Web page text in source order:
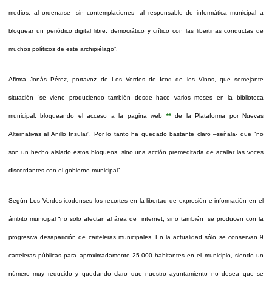
medios, al ordenarse -sin contemplaciones- al responsable de informática municipal a
bloquear un periódico digital libre, democrático y crítico con las libertinas conductas de
muchos políticos de este archipiélago”.
Afirma Jonás Pérez, portavoz de Los Verdes de Icod de los Vinos, que semejante
situación “se viene produciendo también desde hace varios meses en la biblioteca
municipal, bloqueando el acceso a la pagina web **de la Plataforma por Nuevas
Alternativas al Anillo Insular”. Por lo tanto ha quedado bastante claro –señala- que "no
son un hecho aislado estos bloqueos, sino una acción premeditada de acallar las voces
discordantes con el gobierno municipal".
Según Los Verdes icodenses los recortes en la libertad de expresión e información en el
ámbito municipal “no solo afectan al área de internet, sino también se producen con la
progresiva desaparición de carteleras municipales. En la actualidad sólo se conservan 9
carteleras públicas para aproximadamente 25.000 habitantes en el municipio, siendo un
número muy reducido y quedando claro que nuestro ayuntamiento no desea que se